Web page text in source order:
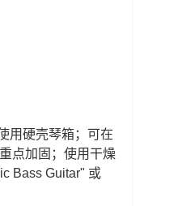
用硬壳琴箱；可在
点加固；使用干燥
Bass Guitar" 或